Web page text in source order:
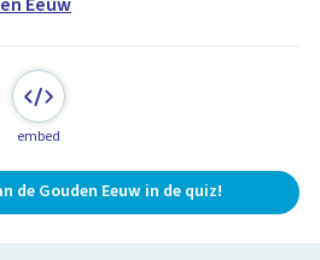
embed
de Gouden Eeuw in de quiz!